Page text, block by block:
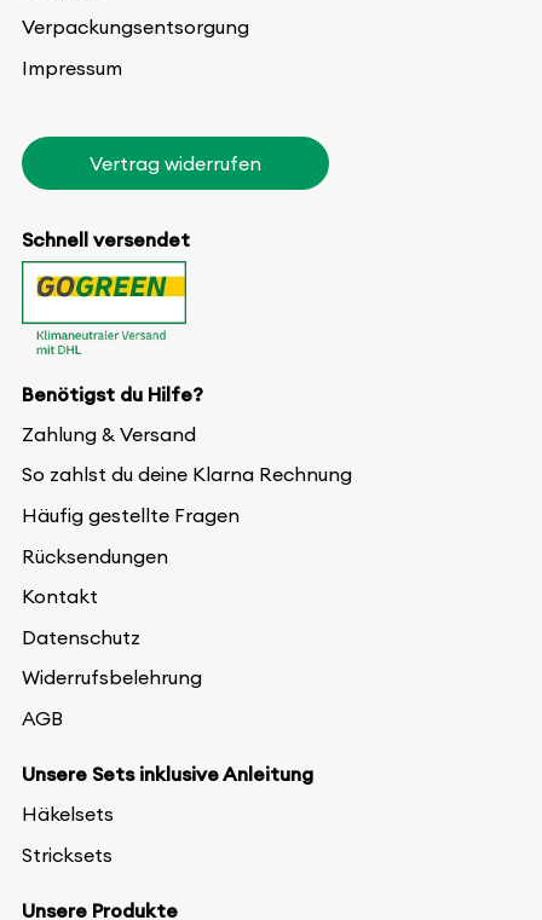
Benötigst du Hilfe?
Zahlung & Versand
So zahlst du deine Klarna Rechnung
Häufig gestellte Fragen
Rücksendungen
Kontakt
Datenschutz
Widerrufsbelehrung
AGB
Unsere Sets inklusive Anleitung
Häkelsets
Stricksets
Unsere Produkte
Verpackungsentsorgung
Impressum
Vertrag widerrufen
Schnell versendet